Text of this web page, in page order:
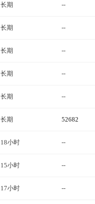
长期 --
长期 --
长期 --
长期 --
长期 --
长期 52682
18小时 --
15小时 --
17小时 --